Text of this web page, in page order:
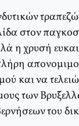
στον
η χρυσή
και να
των
του